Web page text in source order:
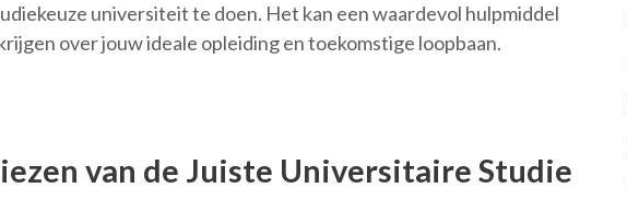
universiteit te doen. Het kan een waardevol hulpmiddel
over jouw ideale opleiding en toekomstige loopbaan.
van de Juiste Universitaire Studie